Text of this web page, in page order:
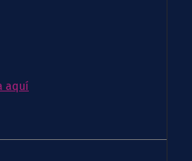
aquí